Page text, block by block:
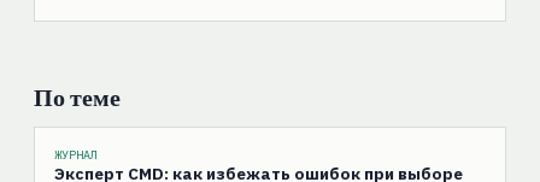
По теме
ЖУРНАЛ
Эксперт CMD: как избежать ошибок при выборе